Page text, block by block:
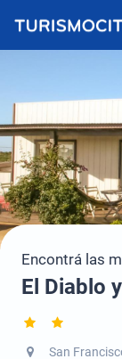
Encontrá las
El Diablo
San